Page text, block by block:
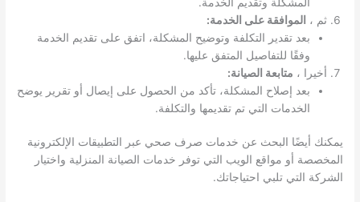
ثم ، الموافقة على الخدمة:
بعد تقدير التكلفة وتوضيح المشكلة، اتفق على تقديم الخدمة
وفقًا للتفاصيل المتفق عليها.
أخيرا ، متابعة الصيانة:
بعد إصلاح المشكلة، تأكد من الحصول على إيصال أو تقرير يوضح
الخدمات التي تم تقديمها والتكلفة.
يمكنك أيضًا البحث عن خدمات صرف صحي عبر التطبيقات الإلكترونية
المخصصة أو مواقع الويب التي توفر خدمات الصيانة المنزلية واختيار
الشركة التي تلبي احتياجاتك.